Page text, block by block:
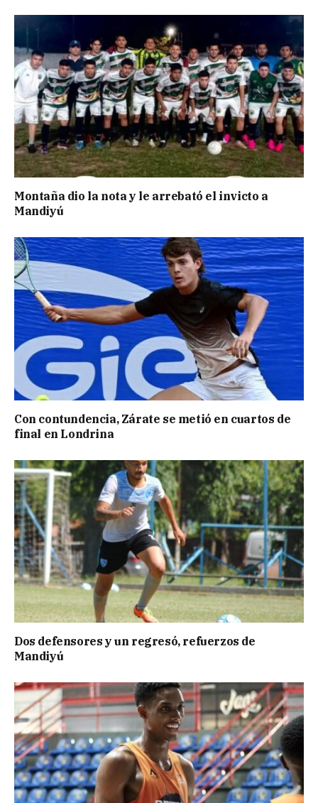
Montaña dio la nota y le arrebató el invicto a
Mandiyú
Con contundencia, Zárate se metió en cuartos de
final en Londrina
Dos defensores y un regresó, refuerzos de
Mandiyú